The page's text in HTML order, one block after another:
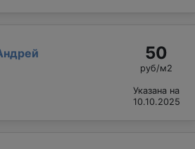
50
руб/м2
Указана на
10.10.2025